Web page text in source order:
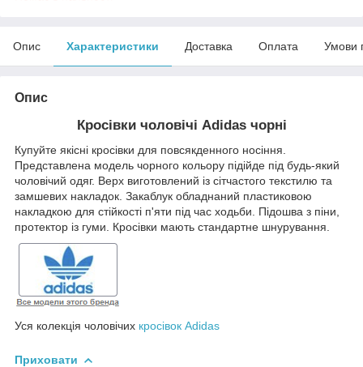
Опис Характеристики Доставка Оплата Умови
Опис
Кросівки чоловічі Adidas чорні
Купуйте якісні кросівки для повсякденного носіння.
Представлена модель чорного кольору підійде під будь-який
чоловічий одяг. Верх виготовлений із сітчастого текстилю та
замшевих накладок. Закаблук обладнаний пластиковою
накладкою для стійкості п'яти під час ходьби. Підошва з піни,
протектор із гуми. Кросівки мають стандартне шнурування.
Уся колекція чоловічих кросівок Adidas
Приховати